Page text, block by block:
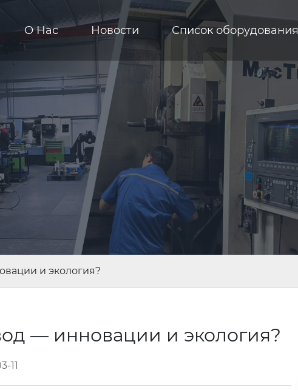
О Hас Новости Список оборудования
и экология?
— инновации и экология?
11